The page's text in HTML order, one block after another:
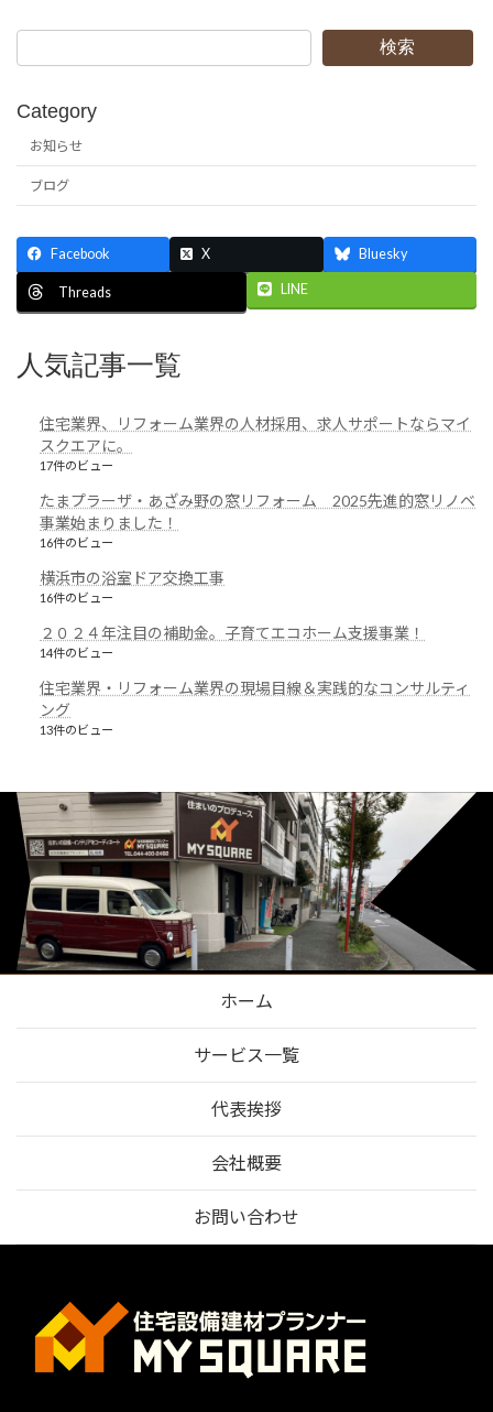
検索
Category
お知らせ
ブログ
Facebook X Bluesky
Threads LINE
人気記事一覧
住宅業界、リフォーム業界の人材採用、求人サポートならマイ
スクエアに。
17件のビュー
たまプラーザ・あざみ野の窓リフォーム 2025先進的窓リノベ
事業始まりました！
16件のビュー
横浜市の浴室ドア交換工事
16件のビュー
２０２４年注目の補助金。子育てエコホーム支援事業！
14件のビュー
住宅業界・リフォーム業界の現場目線＆実践的なコンサルティ
ング
13件のビュー
ホーム
サービス一覧
代表挨拶
会社概要
お問い合わせ